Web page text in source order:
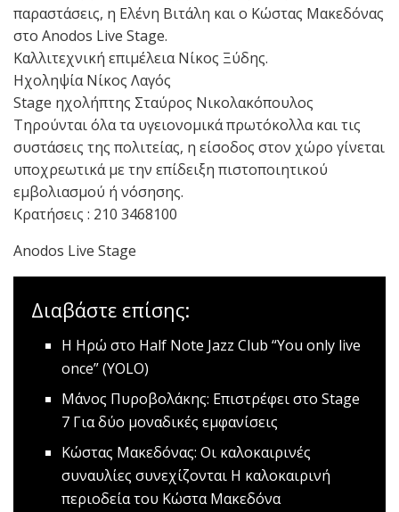
παραστάσεις, η Ελένη Βιτάλη και ο Κώστας Μακεδόνας
στο Anodos Live Stage.
Καλλιτεχνική επιμέλεια Νίκος Ξύδης.
Ηχοληψία Νίκος Λαγός
Stage ηχολήπτης Σταύρος Νικολακόπουλος
Τηρούνται όλα τα υγειονομικά πρωτόκολλα και τις
συστάσεις της πολιτείας, η είσοδος στον χώρο γίνεται
υποχρεωτικά με την επίδειξη πιστοποιητικού
εμβολιασμού ή νόσησης.
Κρατήσεις : 210 3468100
Anodos Live Stage
Διαβάστε επίσης:
Η Ηρώ στο Half Note Jazz Club “You only live
once” (YOLO)
Μάνος Πυροβολάκης: Επιστρέφει στο Stage
7 Για δύο μοναδικές εμφανίσεις
Kώστας Μακεδόνας: Οι καλοκαιρινές
συναυλίες συνεχίζονται Η καλοκαιρινή
περιοδεία του Κώστα Μακεδόνα